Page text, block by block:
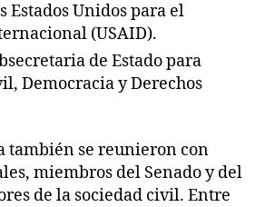
Estados Unidos para el
(USAID).
de Estado para
Democracia y Derechos
también se reunieron con
miembros del Senado y del
de la sociedad civil. Entre